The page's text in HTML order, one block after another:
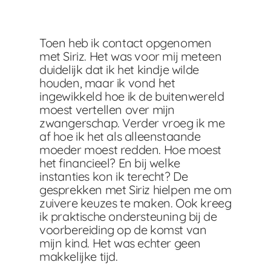
Toen heb ik contact opgenomen
met Siriz. Het was voor mij meteen
duidelijk dat ik het kindje wilde
houden, maar ik vond het
ingewikkeld hoe ik de buitenwereld
moest vertellen over mijn
zwangerschap. Verder vroeg ik me
af hoe ik het als alleenstaande
moeder moest redden. Hoe moest
het financieel? En bij welke
instanties kon ik terecht? De
gesprekken met Siriz hielpen me om
zuivere keuzes te maken. Ook kreeg
ik praktische ondersteuning bij de
voorbereiding op de komst van
mijn kind. Het was echter geen
makkelijke tijd.